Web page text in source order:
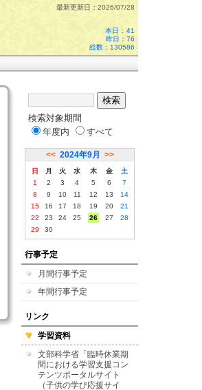
最新更新日：2026/07/28
本日： 41
昨日：76
総数：130586
検索対象期間
年度内
すべて
<< 2024年9月 >>
日 月 火 水 木 金
土
1
2 3 4 5 6
7
8
9 10 11 12 13
14
15
16 17 18 19 20
21
22
23 24 25 26 27
28
29
30
行事予定
月間行事予定
年間行事予定
リンク
学習資料
文部科学省「臨時休業期
間における学習支援コン
テンツポータルサイト
（子供の学び応援サイ